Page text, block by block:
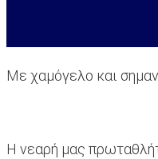
Με χαμόγελο και
Η νεαρή μας